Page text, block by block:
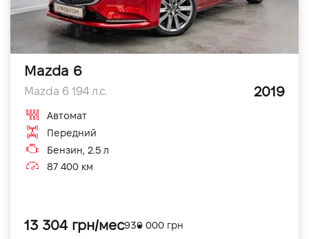
Mazda 6
Mazda 6 194 л.с. 2019
Автомат
Передний
Бензин, 2.5 л
87 400 км
13 304 грн/мес930 000 грн